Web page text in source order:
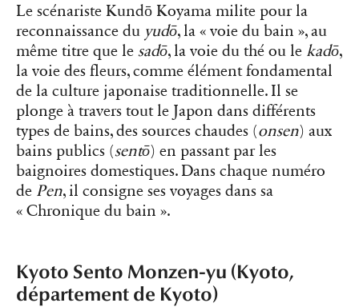
Le scénariste Kundō Koyama milite pour la
reconnaissance du yudō, la « voie du bain », au
même titre que le sadō, la voie du thé ou le kadō,
la voie des fleurs, comme élément fondamental
de la culture japonaise traditionnelle. Il se
plonge à travers tout le Japon dans différents
types de bains, des sources chaudes (onsen) aux
bains publics (sentō) en passant par les
baignoires domestiques. Dans chaque numéro
de Pen, il consigne ses voyages dans sa
« Chronique du bain ».
Kyoto Sento Monzen-yu (Kyoto,
département de Kyoto)